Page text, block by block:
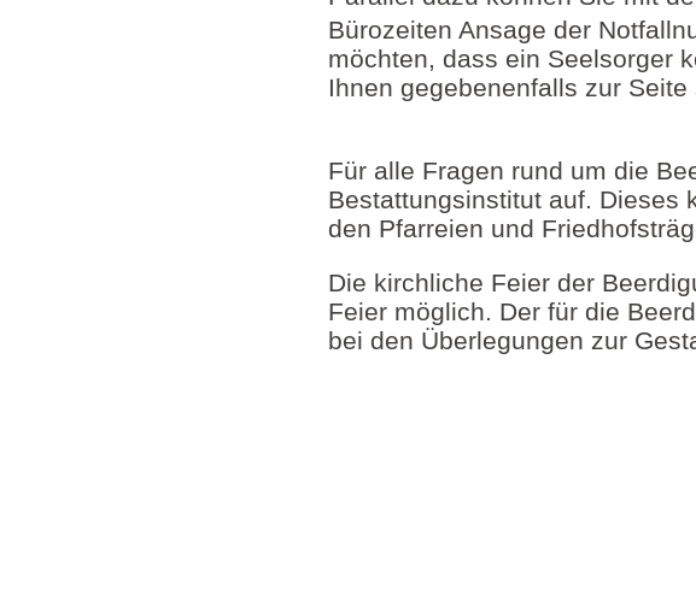
Bürozeiten Ansage der
möchten, dass ein Seelsorger
Ihnen gegebenenfalls zur Seite
Für alle Fragen rund um die
Bestattungsinstitut auf. Dieses
den Pfarreien und
Die kirchliche Feier der
Feier möglich. Der für die
bei den Überlegungen zur